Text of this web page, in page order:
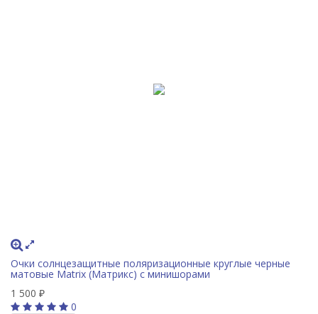
Очки солнцезащитные поляризационные круглые черные
матовые Matrix (Матрикс) с минишорами
1 500 ₽
0